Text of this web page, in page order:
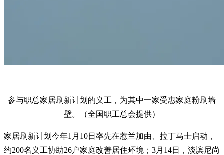
参与职总家居刷新计划的义工，为其中一家受惠家庭粉刷墙
壁。（全国职工总会提供）
家居刷新计划今年1月10日率先在惹兰加由、拉丁马士启动，
约200名义工协助26户家庭改善居住环境；3月14日，淡滨尼尚